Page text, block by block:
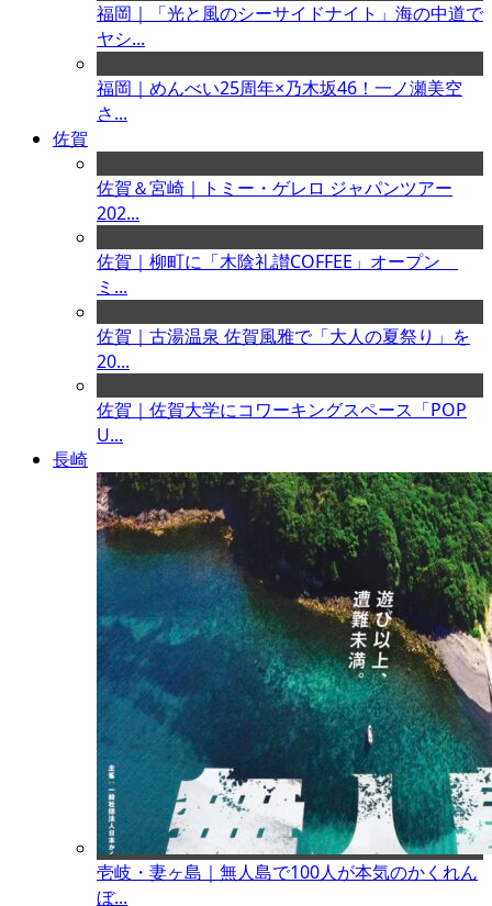
福岡｜「光と風のシーサイドナイト」海の中道で
ヤシ...
福岡｜めんべい25周年×乃木坂46！一ノ瀬美空
さ...
佐賀
佐賀＆宮崎｜トミー・ゲレロ ジャパンツアー
202...
佐賀｜柳町に「木陰礼讃COFFEE」オープン
ミ...
佐賀｜古湯温泉 佐賀風雅で「大人の夏祭り」を
20...
佐賀｜佐賀大学にコワーキングスペース「POP
U...
長崎
壱岐・妻ヶ島｜無人島で100人が本気のかくれん
ぼ...